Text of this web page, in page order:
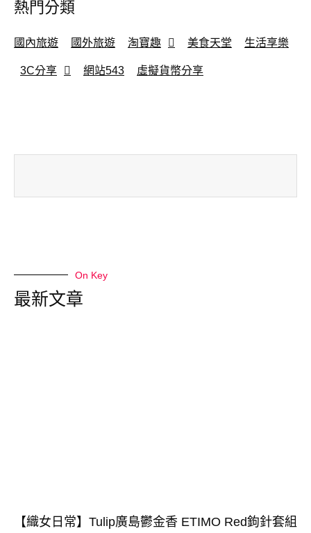
熱門分類
國內旅遊 國外旅遊 淘寶趣 美食天堂 生活享樂
3C分享 網站543 虛擬貨幣分享
On Key
最新文章
【織女日常】Tulip廣島鬱金香 ETIMO Red鉤針套組